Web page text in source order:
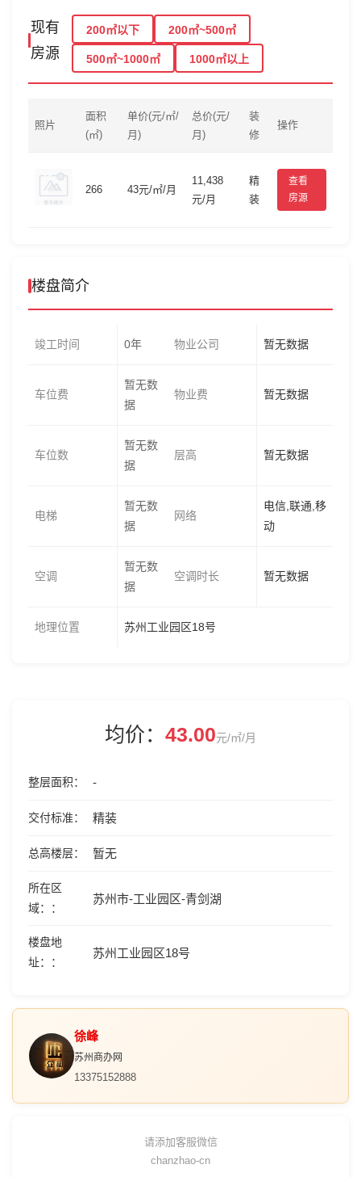
现有
房源
200㎡以下 200㎡~500㎡
500㎡~1000㎡ 1000㎡以上
照片
面积
(㎡)
单价(元/㎡/
月)
总价(元/
月)
装
修
操作
266 43元/㎡/月
11,438
元/月
精
装
查看
房源
楼盘简介
竣工时间 0年 物业公司 暂无数据
车位费
暂无数
据
物业费 暂无数据
车位数
暂无数
据
层高 暂无数据
电梯
暂无数
据
网络
电信,联通,移
动
空调
暂无数
据
空调时长 暂无数据
地理位置 苏州工业园区18号
均价： 43.00元/㎡/月
整层面积 -
交付标准 精装
总高楼层 暂无
所在区
域：
苏州市-工业园区-青剑湖
楼盘地
址：
苏州工业园区18号
徐峰
苏州商办网
13375152888
请添加客服微信
chanzhao-cn